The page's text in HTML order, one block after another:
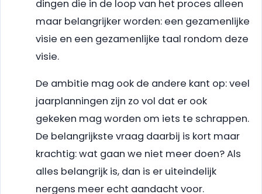
dingen die in de loop van het proces alleen
maar belangrijker worden: een gezamenlijke
visie en een gezamenlijke taal rondom deze
visie.
De ambitie mag ook de andere kant op: veel
jaarplanningen zijn zo vol dat er ook
gekeken mag worden om iets te schrappen.
De belangrijkste vraag daarbij is kort maar
krachtig: wat gaan we niet meer doen? Als
alles belangrijk is, dan is er uiteindelijk
nergens meer echt aandacht voor.